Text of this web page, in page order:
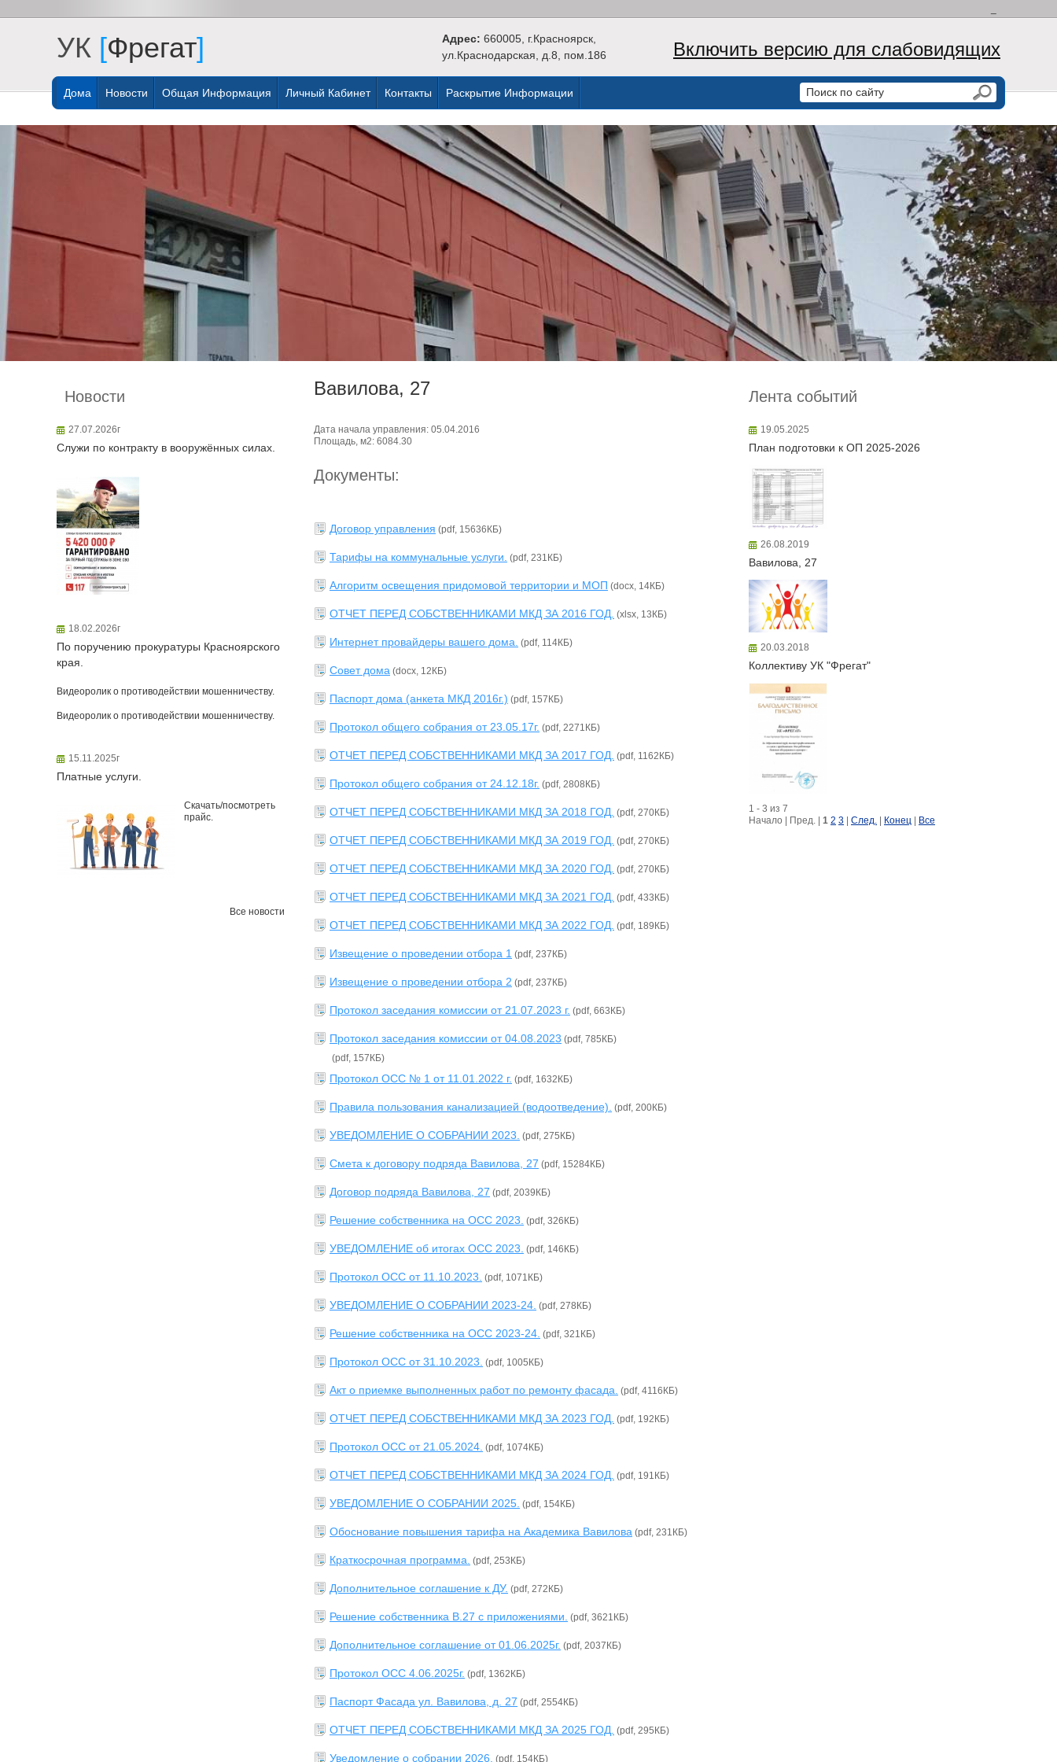
УК [Фрегат] Адрес: 660005, г.Красноярск,
ул.Краснодарская, д.8, пом.186
Включить версию для слабовидящих
Дома Новости Общая Информация Личный Кабинет Контакты Раскрытие Информации
Новости
27.07.2026г
Служи по контракту в вооружённых силах.
18.02.2026г
По поручению прокуратуры Красноярского
края.
Видеоролик о противодействии мошенничеству.
Видеоролик о противодействии мошенничеству.
15.11.2025г
Платные услуги.
Скачать/посмотреть
прайс.
Все новости
Вавилова, 27
Дата начала управления: 05.04.2016
Площадь, м2: 6084.30
Документы:
Договор управления (pdf, 15636КБ)
Тарифы на коммунальные услуги. (pdf, 231КБ)
Алгоритм освещения придомовой территории и МОП (docx, 14КБ)
ОТЧЕТ ПЕРЕД СОБСТВЕННИКАМИ МКД ЗА 2016 ГОД. (xlsx, 13КБ)
Интернет провайдеры вашего дома. (pdf, 114КБ)
Совет дома (docx, 12КБ)
Паспорт дома (анкета МКД 2016г.) (pdf, 157КБ)
Протокол общего собрания от 23.05.17г. (pdf, 2271КБ)
ОТЧЕТ ПЕРЕД СОБСТВЕННИКАМИ МКД ЗА 2017 ГОД. (pdf, 1162КБ)
Протокол общего собрания от 24.12.18г. (pdf, 2808КБ)
ОТЧЕТ ПЕРЕД СОБСТВЕННИКАМИ МКД ЗА 2018 ГОД. (pdf, 270КБ)
ОТЧЕТ ПЕРЕД СОБСТВЕННИКАМИ МКД ЗА 2019 ГОД. (pdf, 270КБ)
ОТЧЕТ ПЕРЕД СОБСТВЕННИКАМИ МКД ЗА 2020 ГОД. (pdf, 270КБ)
ОТЧЕТ ПЕРЕД СОБСТВЕННИКАМИ МКД ЗА 2021 ГОД. (pdf, 433КБ)
ОТЧЕТ ПЕРЕД СОБСТВЕННИКАМИ МКД ЗА 2022 ГОД. (pdf, 189КБ)
Извещение о проведении отбора 1 (pdf, 237КБ)
Извещение о проведении отбора 2 (pdf, 237КБ)
Протокол заседания комиссии от 21.07.2023 г. (pdf, 663КБ)
Протокол заседания комиссии от 04.08.2023 (pdf, 785КБ)
(pdf, 157КБ)
Протокол ОСС № 1 от 11.01.2022 г. (pdf, 1632КБ)
Правила пользования канализацией (водоотведение). (pdf, 200КБ)
УВЕДОМЛЕНИЕ О СОБРАНИИ 2023. (pdf, 275КБ)
Смета к договору подряда Вавилова, 27 (pdf, 15284КБ)
Договор подряда Вавилова, 27 (pdf, 2039КБ)
Решение собственника на ОСС 2023. (pdf, 326КБ)
УВЕДОМЛЕНИЕ об итогах ОСС 2023. (pdf, 146КБ)
Протокол ОСС от 11.10.2023. (pdf, 1071КБ)
УВЕДОМЛЕНИЕ О СОБРАНИИ 2023-24. (pdf, 278КБ)
Решение собственника на ОСС 2023-24. (pdf, 321КБ)
Протокол ОСС от 31.10.2023. (pdf, 1005КБ)
Акт о приемке выполненных работ по ремонту фасада. (pdf, 4116КБ)
ОТЧЕТ ПЕРЕД СОБСТВЕННИКАМИ МКД ЗА 2023 ГОД. (pdf, 192КБ)
Протокол ОСС от 21.05.2024. (pdf, 1074КБ)
ОТЧЕТ ПЕРЕД СОБСТВЕННИКАМИ МКД ЗА 2024 ГОД. (pdf, 191КБ)
УВЕДОМЛЕНИЕ О СОБРАНИИ 2025. (pdf, 154КБ)
Обоснование повышения тарифа на Академика Вавилова (pdf, 231КБ)
Краткосрочная программа. (pdf, 253КБ)
Дополнительное соглашение к ДУ. (pdf, 272КБ)
Решение собственника В.27 с приложениями. (pdf, 3621КБ)
Дополнительное соглашение от 01.06.2025г. (pdf, 2037КБ)
Протокол ОСС 4.06.2025г. (pdf, 1362КБ)
Паспорт Фасада ул. Вавилова, д. 27 (pdf, 2554КБ)
ОТЧЕТ ПЕРЕД СОБСТВЕННИКАМИ МКД ЗА 2025 ГОД. (pdf, 295КБ)
Уведомление о собрании 2026. (pdf, 154КБ)
Лента событий
19.05.2025
План подготовки к ОП 2025-2026
26.08.2019
Вавилова, 27
20.03.2018
Коллективу УК "Фрегат"
1 - 3 из 7
Начало | Пред. | 1 2 3 След. Конец Все